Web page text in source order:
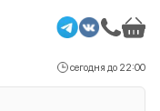
сегодня до 22:00